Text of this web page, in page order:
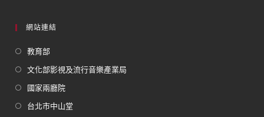
網站連結
教育部
文化部影視及流行音樂產業局
國家兩廳院
台北市中山堂